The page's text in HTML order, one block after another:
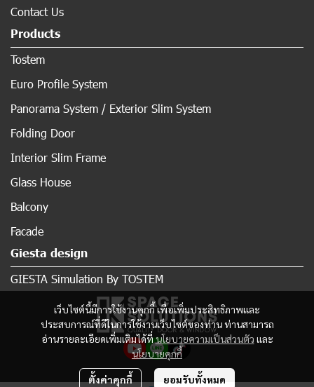
เว็บไซต์นี้มีการใช้งานคุกกี้ เพื่อเพิ่มประสิทธิภาพและ
ประสบการณ์ที่ดีในการใช้งานเว็บไซต์ของท่าน ท่านสามารถ
อ่านรายละเอียดเพิ่มเติมได้ที่นโยบายความเป็นส่วนตัว และ
นโยบายคุกกี้
ตั้งค่าคุกกี้ ยอมรับทั้งหมด
Contact Us
Products
Tostem
Euro Profile System
Panorama System / Exterior Slim System
Folding Door
Interior Slim Frame
Glass House
Balcony
Facade
Giesta design
GIESTA Simulation By TOSTEM